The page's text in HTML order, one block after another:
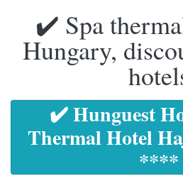
✔️ Spa
Hungary,
✔️ Hunguest
Thermal Hotel
****